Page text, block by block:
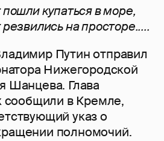
купаться в море,
на просторе.....
Путин отправил
Нижегородской
Шанцева. Глава
сообщили в Кремле,
указ о
полномочий.